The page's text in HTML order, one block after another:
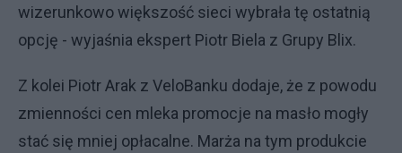
wizerunkowo większość sieci wybrała tę ostatnią
opcję - wyjaśnia ekspert Piotr Biela z Grupy Blix.
Z kolei Piotr Arak z VeloBanku dodaje, że z powodu
zmienności cen mleka promocje na masło mogły
stać się mniej opłacalne. Marża na tym produkcie